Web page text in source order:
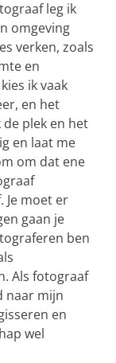
leg ik
omgeving
verken, zoals
en
ik vaak
en het
plek en het
en laat me
om dat ene
Je moet er
gaan je
ben
Als fotograaf
naar mijn
en
wel